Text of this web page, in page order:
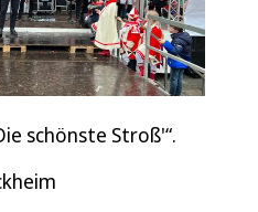
schönste Stroß'“.